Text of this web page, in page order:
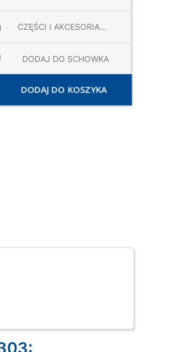
CZĘŚCI I AKCESORIA...
DODAJ DO SCHOWKA
DODAJ DO KOSZYKA